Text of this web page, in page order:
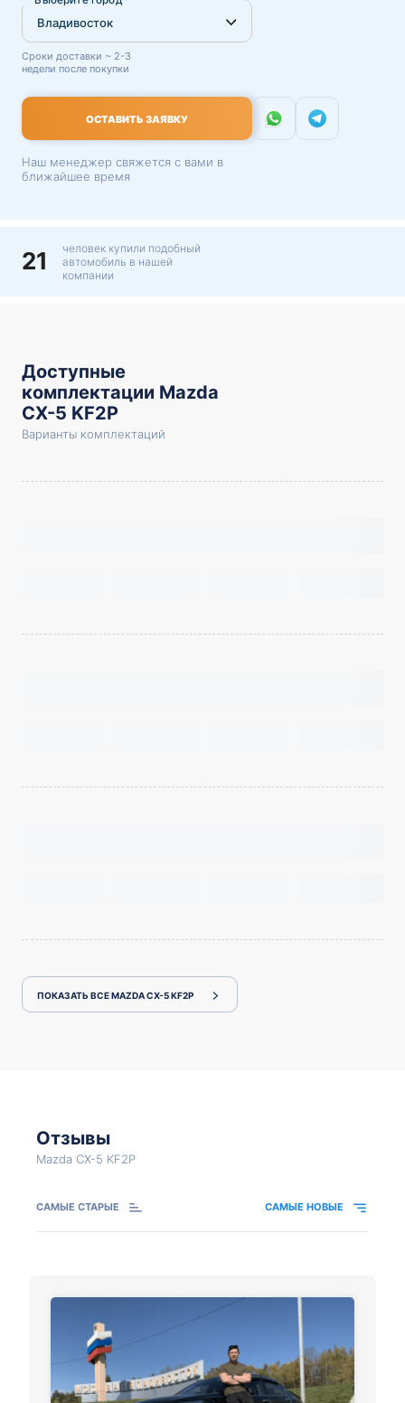
Сроки доставки ~ 2-3
недели после покупки
ОСТАВИТЬ ЗАЯВКУ
Наш менеджер свяжется с вами в
ближайшее время
21
человек купили подобный
автомобиль в нашей
компании
Доступные
комплектации Mazda
CX-5 KF2P
Варианты комплектаций
ПОКАЗАТЬ ВСЕ MAZDA CX-5 KF2P
Отзывы
Mazda CX-5 KF2P
САМЫЕ СТАРЫЕ САМЫЕ НОВЫЕ